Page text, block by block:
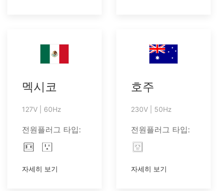
멕시코
127V | 60Hz
전원플러그 타입:
자세히 보기
호주
230V | 50Hz
전원플러그 타입:
자세히 보기